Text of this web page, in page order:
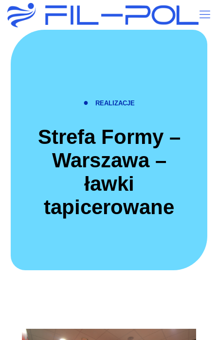
● REALIZACJE
Strefa Formy –
Warszawa –
ławki
tapicerowane